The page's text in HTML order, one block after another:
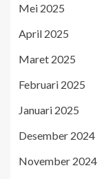
Mei 2025
April 2025
Maret 2025
Februari 2025
Januari 2025
Desember 2024
November 2024